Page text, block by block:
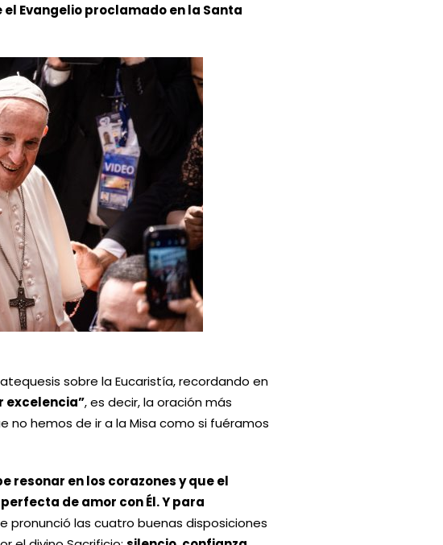
el Evangelio proclamado en la Santa
sobre la Eucaristía, recordando en
excelencia”, es decir, la oración más
no hemos de ir a la Misa como si fuéramos
resonar en los corazones y que el
de amor con Él. Y para
pronunció las cuatro buenas disposiciones